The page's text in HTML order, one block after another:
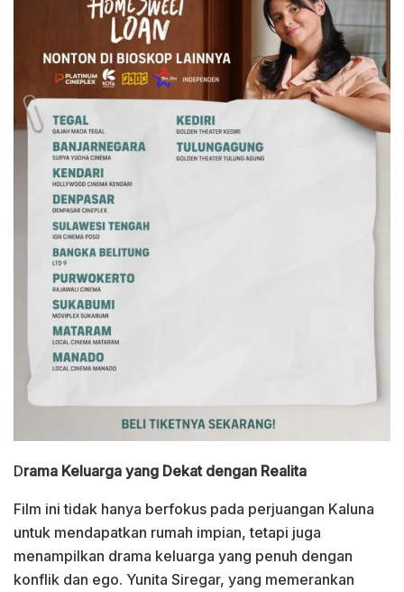
Drama Keluarga yang Dekat dengan Realita
Film ini tidak hanya berfokus pada perjuangan Kaluna
untuk mendapatkan rumah impian, tetapi juga
menampilkan drama keluarga yang penuh dengan
konflik dan ego. Yunita Siregar, yang memerankan